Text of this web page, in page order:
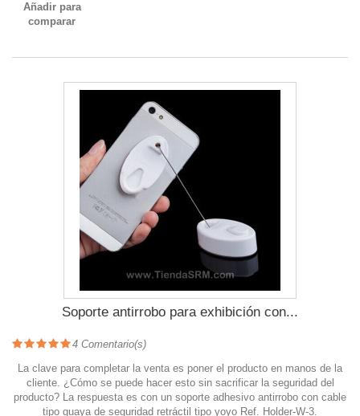
Añadir para
comparar
Soporte antirrobo para exhibición con...
4 Comentario(s)
La clave para completar la venta es poner el producto en manos de la
cliente. ¿Cómo se puede hacer esto sin sacrificar la seguridad del
producto? La respuesta es con un soporte adhesivo antirrobo con cable
tipo guaya de seguridad retráctil tipo yoyo Ref. Holder-W-3.